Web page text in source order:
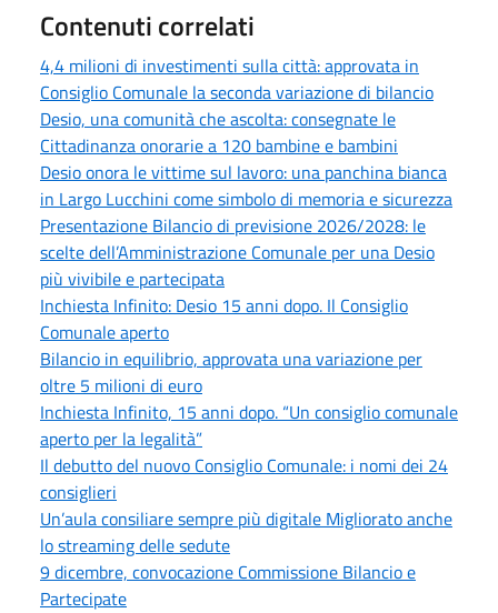
Contenuti correlati
4,4 milioni di investimenti sulla città: approvata in
Consiglio Comunale la seconda variazione di bilancio
Desio, una comunità che ascolta: consegnate le
Cittadinanza onorarie a 120 bambine e bambini
Desio onora le vittime sul lavoro: una panchina bianca
in Largo Lucchini come simbolo di memoria e sicurezza
Presentazione Bilancio di previsione 2026/2028: le
scelte dell’Amministrazione Comunale per una Desio
più vivibile e partecipata
Inchiesta Infinito: Desio 15 anni dopo. Il Consiglio
Comunale aperto
Bilancio in equilibrio, approvata una variazione per
oltre 5 milioni di euro
Inchiesta Infinito, 15 anni dopo. “Un consiglio comunale
aperto per la legalità”
Il debutto del nuovo Consiglio Comunale: i nomi dei 24
consiglieri
Un’aula consiliare sempre più digitale Migliorato anche
lo streaming delle sedute
9 dicembre, convocazione Commissione Bilancio e
Partecipate